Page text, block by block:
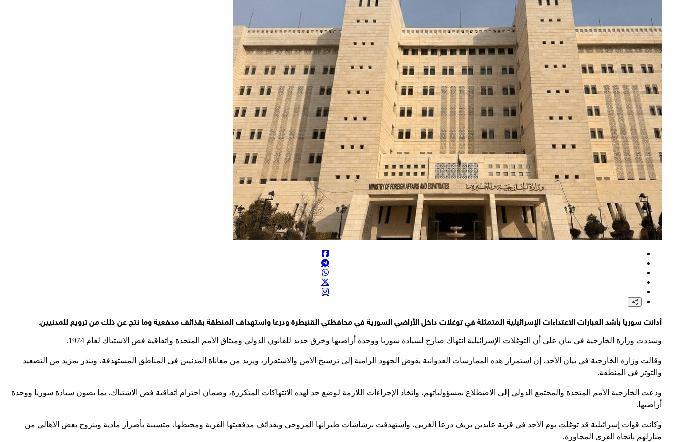
قصف مدفعي يستهدف شرقي مخيم المغازي وسط قطاع غزة
وزارة الصحة في غزة: ارتفاع الحصيلة التراكمية للعدوان الإسرائيلي منذ 7 أكتوبر 2023 إلى 73,384 شهيداً و174,242 مصاباً
وزارة الصحة في غزة: ارتفاع الحصيلة منذ وقف إطلاق النار إلى 1,257 شهيداً و4,131 إصابة، إضافة إلى انتشال 806 جثامين
وزارة الصحة في غزة: وصول شهيدين و6 إصابات إلى المستشفيات خلال الـ 48 ساعة الماضية
الهلال الأحمر الفلسطيني: إصابة ضابطي إسعاف جراء هجوم للمستوطنين عليهما بغاز الفلفل وعلى مركبة الإسعاف بالحجارة في منطقة "خلايل اللوز" قرب بيت لحم
أدانت سوريا بأشد العبارات الاعتداءات الإسرائيلية المتمثلة في توغلات داخل الأراضي السورية في محافظتي القنيطرة ودرعا واستهداف المنطقة بقذائف مدفعية وما نتج عن ذلك من ترويع للمدنيين.
وشددت وزارة الخارجية في بيان على أن التوغلات الإسرائيلية انتهاك صارخ لسيادة سوريا ووحدة أراضيها وخرق جديد للقانون الدولي وميثاق الأمم المتحدة واتفاقية فض الاشتباك لعام 1974 .
وقالت وزارة الخارجية في بيان الأحد، إن استمرار هذه الممارسات العدوانية يقوض الجهود الرامية إلى ترسيخ الأمن والاستقرار، ويزيد من معاناة المدنيين في المناطق المستهدفة، وينذر بمزيد من التصعيد
والتوتر في المنطقة.
ودعت الخارجية الأمم المتحدة والمجتمع الدولي إلى الاضطلاع بمسؤولياتهم، واتخاذ الإجراءات اللازمة لوضع حد لهذه الانتهاكات المتكررة، وضمان احترام اتفاقية فض الاشتباك، بما يصون سيادة سوريا ووحدة
أراضيها.
وكانت قوات إسرائيلية قد توغلت يوم الأحد في قرية عابدين بريف درعا الغربي، واستهدفت برشاشات طيرانها المروحي وبقذائف مدفعيتها القرية ومحيطها، متسببة بأضرار مادية وبنزوح بعض الأهالي من
منازلهم باتجاه القرى المجاورة.